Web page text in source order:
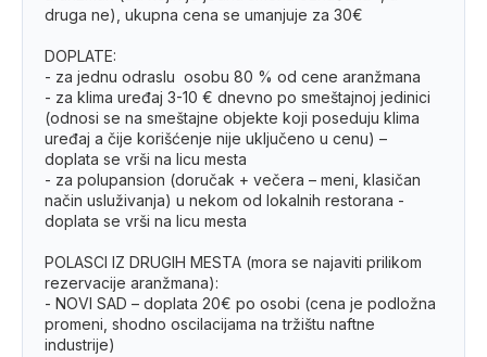
druga ne), ukupna cena se umanjuje za 30€
DOPLATE:
- za jednu odraslu osobu 80 % od cene aranžmana
- za klima uređaj 3-10 € dnevno po smeštajnoj jedinici
(odnosi se na smeštajne objekte koji poseduju klima
uređaj a čije korišćenje nije uključeno u cenu) –
doplata se vrši na licu mesta
- za polupansion (doručak + večera – meni, klasičan
način usluživanja) u nekom od lokalnih restorana -
doplata se vrši na licu mesta
POLASCI IZ DRUGIH MESTA (mora se najaviti prilikom
rezervacije aranžmana):
- NOVI SAD – doplata 20€ po osobi (cena je podložna
promeni, shodno oscilacijama na tržištu naftne
industrije)